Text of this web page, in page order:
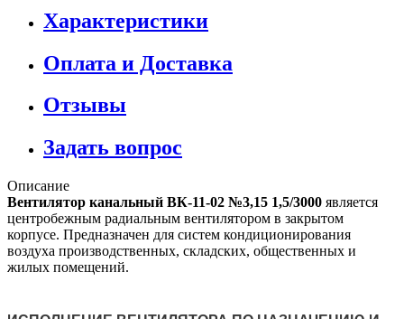
Характеристики
Оплата и Доставка
Отзывы
Задать вопрос
Описание
Вентилятор канальный ВК-11-02 №3,15 1,5/3000 является
центробежным радиальным вентилятором в закрытом
корпусе. Предназначен для систем кондиционирования
воздуха производственных, складских, общественных и
жилых помещений.